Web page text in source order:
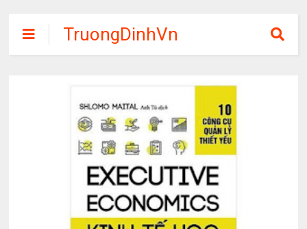
TruongDinhVn
Chia sẽ ebook,
tập miễn phí